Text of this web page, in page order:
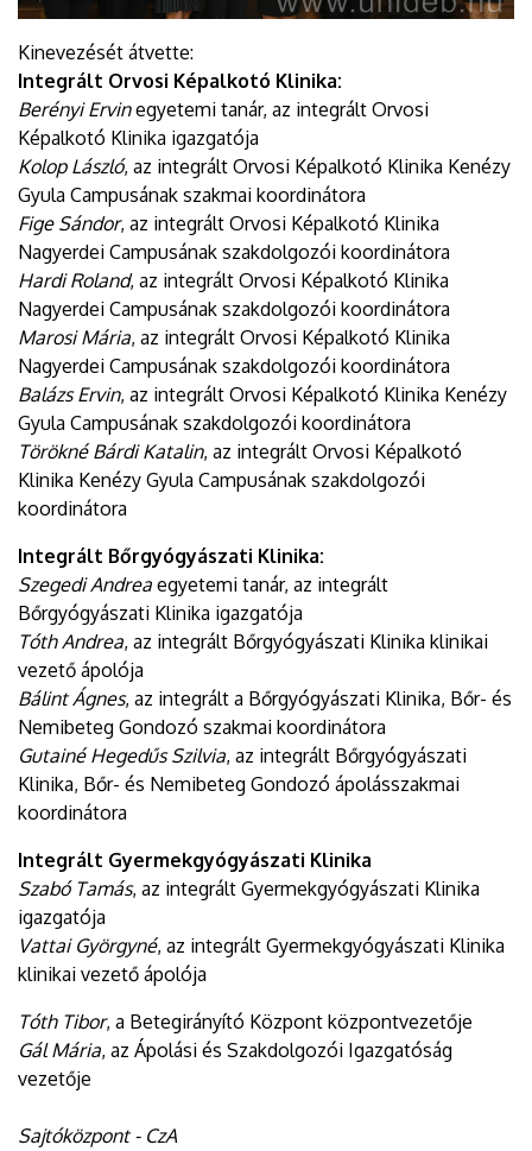
Kinevezését átvette:
Integrált Orvosi Képalkotó Klinika:
Berényi Ervinegyetemi tanár, az integrált Orvosi
Képalkotó Klinika igazgatója
Kolop László, az integrált Orvosi Képalkotó Klinika Kenézy
Gyula Campusának szakmai koordinátora
Fige Sándor, az integrált Orvosi Képalkotó Klinika
Nagyerdei Campusának szakdolgozói koordinátora
Hardi Roland, az integrált Orvosi Képalkotó Klinika
Nagyerdei Campusának szakdolgozói koordinátora
Marosi Mária, az integrált Orvosi Képalkotó Klinika
Nagyerdei Campusának szakdolgozói koordinátora
Balázs Ervin, az integrált Orvosi Képalkotó Klinika Kenézy
Gyula Campusának szakdolgozói koordinátora
Törökné Bárdi Katalin, az integrált Orvosi Képalkotó
Klinika Kenézy Gyula Campusának szakdolgozói
koordinátora
Integrált Bőrgyógyászati Klinika:
Szegedi Andrea egyetemi tanár, az integrált
Bőrgyógyászati Klinika igazgatója
Tóth Andrea, az integrált Bőrgyógyászati Klinika klinikai
vezető ápolója
Bálint Ágnes, az integrált a Bőrgyógyászati Klinika, Bőr- és
Nemibeteg Gondozó szakmai koordinátora
Gutainé Hegedűs Szilvia, az integrált Bőrgyógyászati
Klinika, Bőr- és Nemibeteg Gondozó ápolásszakmai
koordinátora
Integrált Gyermekgyógyászati Klinika
Szabó Tamás, az integrált Gyermekgyógyászati Klinika
igazgatója
Vattai Györgyné, az integrált Gyermekgyógyászati Klinika
klinikai vezető ápolója
Tóth Tibor, a Betegirányító Központ központvezetője
Gál Mária, az Ápolási és Szakdolgozói Igazgatóság
vezetője
Sajtóközpont - CzA